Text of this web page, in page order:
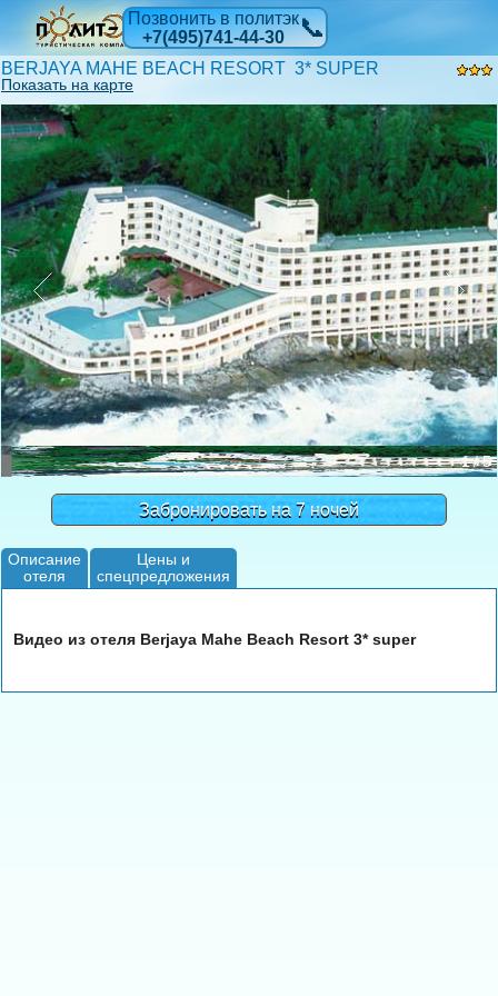
Позвонить в политэк
+7(495)741-44-30
📞
BERJAYA MAHE BEACH RESORT 3* SUPER
Показать на карте
1 / 5
Забронировать на 7 ночей
Описание
отеля
Цены и
спецпредложения
Видео из отеля Berjaya Mahe Beach Resort 3* super